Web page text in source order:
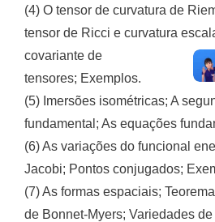
(4) O tensor de curvatura de
tensor de Ricci e curvatura
covariante de
tensores; Exemplos.
(5) Imersões isométricas; A
fundamental; As equações
(6) As variações do funcional
Jacobi; Pontos conjugados;
(7) As formas espaciais;
de Bonnet-Myers; Variedades